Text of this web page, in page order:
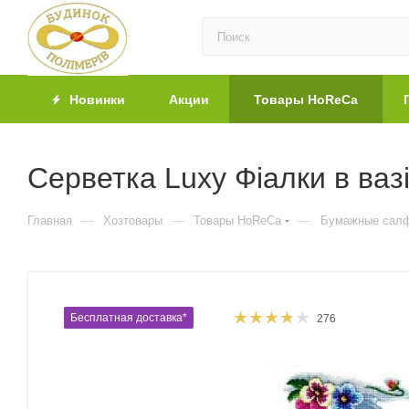
Новинки Акции Товары HoReCa
Серветка Luxy Фіалки в
Главная — Хозтовары — Товары HoReCa — Бумажные
Бесплатная доставка* 276